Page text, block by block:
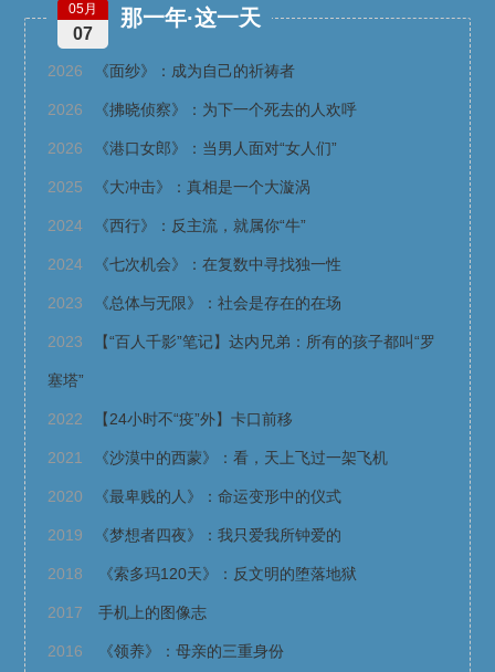
那一年·这一天
05月
07
2026 《面纱》：成为自己的祈祷者
2026 《拂晓侦察》：为下一个死去的人欢呼
2026 《港口女郎》：当男人面对“女人们”
2025 《大冲击》：真相是一个大漩涡
2024 《西行》：反主流，就属你“牛”
2024 《七次机会》：在复数中寻找独一性
2023 《总体与无限》：社会是存在的在场
2023 【“百人千影”笔记】达内兄弟：所有的孩子都叫“罗
塞塔”
2022 【24小时不“疫”外】卡口前移
2021 《沙漠中的西蒙》：看，天上飞过一架飞机
2020 《最卑贱的人》：命运变形中的仪式
2019 《梦想者四夜》：我只爱我所钟爱的
2018 《索多玛120天》：反文明的堕落地狱
2017 手机上的图像志
2016 《领养》：母亲的三重身份